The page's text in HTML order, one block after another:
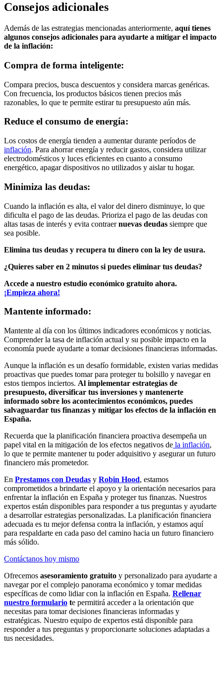
Consejos adicionales
Además de las estrategias mencionadas anteriormente, aquí tienes
algunos consejos adicionales para ayudarte a mitigar el impacto
de la inflación:
Compra de forma inteligente:
Compara precios, busca descuentos y considera marcas genéricas.
Con frecuencia, los productos básicos tienen precios más
razonables, lo que te permite estirar tu presupuesto aún más.
Reduce el consumo de energía:
Los costos de energía tienden a aumentar durante períodos de
inflación. Para ahorrar energía y reducir gastos, considera utilizar
electrodomésticos y luces eficientes en cuanto a consumo
energético, apagar dispositivos no utilizados y aislar tu hogar.
Minimiza las deudas:
Cuando la inflación es alta, el valor del dinero disminuye, lo que
dificulta el pago de las deudas. Prioriza el pago de las deudas con
altas tasas de interés y evita contraernuevas deudas siempre que
sea posible.
Elimina tus deudas y recupera tu dinero con la ley de usura.
¿Quieres saber en 2 minutos si puedes eliminar tus deudas?
Accede a nuestro estudio económico gratuito ahora.
¡Empieza ahora!
Mantente informado:
Mantente al día con los últimos indicadores económicos y noticias.
Comprender la tasa de inflación actual y su posible impacto en la
economía puede ayudarte a tomar decisiones financieras informadas.
Aunque la inflación es un desafío formidable, existen varias medidas
proactivas que puedes tomar para proteger tu bolsillo y navegar en
estos tiempos inciertos. Al implementar estrategias de
presupuesto, diversificar tus inversiones y mantenerte
informado sobre los acontecimientos económicos, puedes
salvaguardar tus finanzas y mitigar los efectos de la inflación en
España.
Recuerda que la planificación financiera proactiva desempeña un
papel vital en la mitigación de los efectos negativos de la inflación,
lo que te permite mantener tu poder adquisitivo y asegurar un futuro
financiero más prometedor.
En Prestamos con Deudas y Robin Hood, estamos
comprometidos a brindarte el apoyo y la orientación necesarios para
enfrentar la inflación en España y proteger tus finanzas. Nuestros
expertos están disponibles para responder a tus preguntas y ayudarte
a desarrollar estrategias personalizadas. La planificación financiera
adecuada es tu mejor defensa contra la inflación, y estamos aquí
para respaldarte en cada paso del camino hacia un futuro financiero
más sólido.
Contáctanos hoy mismo
Ofrecemos asesoramiento gratuito y personalizado para ayudarte a
navegar por el complejo panorama económico y tomar medidas
específicas de como lidiar con la inflación en España. Rellenar
nuestro formulario te permitirá acceder a la orientación que
necesitas para tomar decisiones financieras informadas y
estratégicas. Nuestro equipo de expertos está disponible para
responder a tus preguntas y proporcionarte soluciones adaptadas a
tus necesidades.